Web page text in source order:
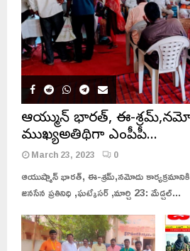
ఆయుష్మాన్ భారత్, ఈ-
ముఖ్యఅతిథిగా ఎంపీపీ…
March 23, 2023 0
ఆయుష్మాన్ భారత్, ఈ-శ్రమ్,నమోదు
జనసేన ప్రతినిధి ,ఘట్కేసర్ ,మార్చి 23: మేడ్చల్...